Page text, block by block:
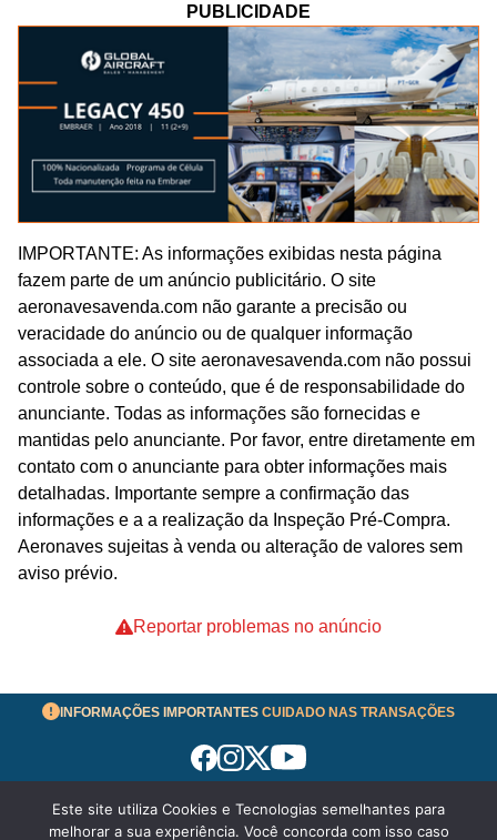
PUBLICIDADE
IMPORTANTE: As informações exibidas nesta página
fazem parte de um anúncio publicitário. O site
aeronavesavenda.com não garante a precisão ou
veracidade do anúncio ou de qualquer informação
associada a ele. O site aeronavesavenda.com não possui
controle sobre o conteúdo, que é de responsabilidade do
anunciante. Todas as informações são fornecidas e
mantidas pelo anunciante. Por favor, entre diretamente em
contato com o anunciante para obter informações mais
detalhadas. Importante sempre a confirmação das
informações e a a realização da Inspeção Pré-Compra.
Aeronaves sujeitas à venda ou alteração de valores sem
aviso prévio.
Reportar problemas no anúncio
INFORMAÇÕES IMPORTANTES CUIDADO NAS TRANSAÇÕES
Termos de Uso
Este site utiliza Cookies e Tecnologias semelhantes para
melhorar a sua experiência. Você concorda com isso caso